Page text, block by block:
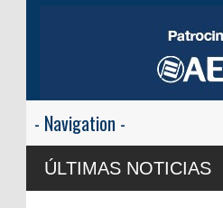
ÚLTIMAS NOTICIAS